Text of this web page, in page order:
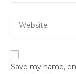
comment
address
your
URL
(optional)
Save my name,